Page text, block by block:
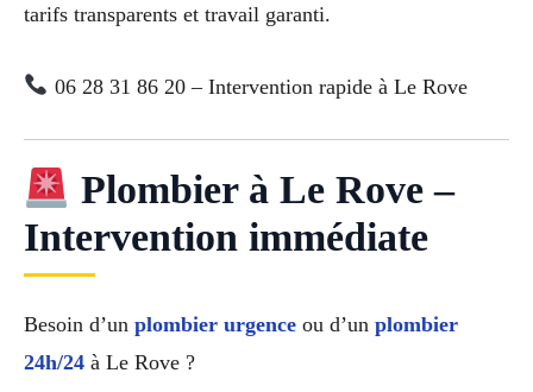
tarifs transparents et travail garanti.
06 28 31 86 20 – Intervention rapide à Le Rove
Plombier à Le Rove –
Intervention immédiate
Besoin d’un plombier urgence ou d’un plombier
24h/24 à Le Rove ?